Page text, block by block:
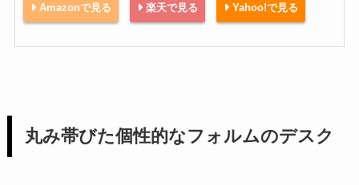
Amazonで見る 楽天で見る Yahoo!で見る
丸み帯びた個性的なフォルムのデスク